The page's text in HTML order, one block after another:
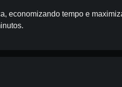
economizando tempo e